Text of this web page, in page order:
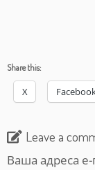
Share this:
X
Leave a
Ваша адреса